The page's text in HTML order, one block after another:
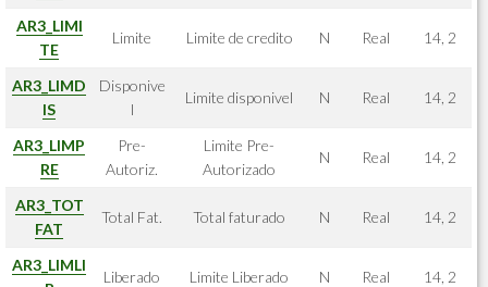
AR3_LIMI
TE
Limite Limite de credito N Real 14, 2
AR3_LIMD
IS
Disponive
l
Limite disponivel N Real 14, 2
AR3_LIMP
RE
Pre-
Autoriz.
Limite Pre-
Autorizado
N Real 14, 2
AR3_TOT
FAT
Total Fat. Total faturado N Real 14, 2
AR3_LIMLI
Liberado Limite Liberado N Real 14, 2